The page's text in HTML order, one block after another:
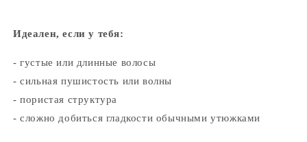
Идеален, если у тебя:
- густые или длинные волосы
- сильная пушистость или волны
- пористая структура
- сложно добиться гладкости обычными утюжками